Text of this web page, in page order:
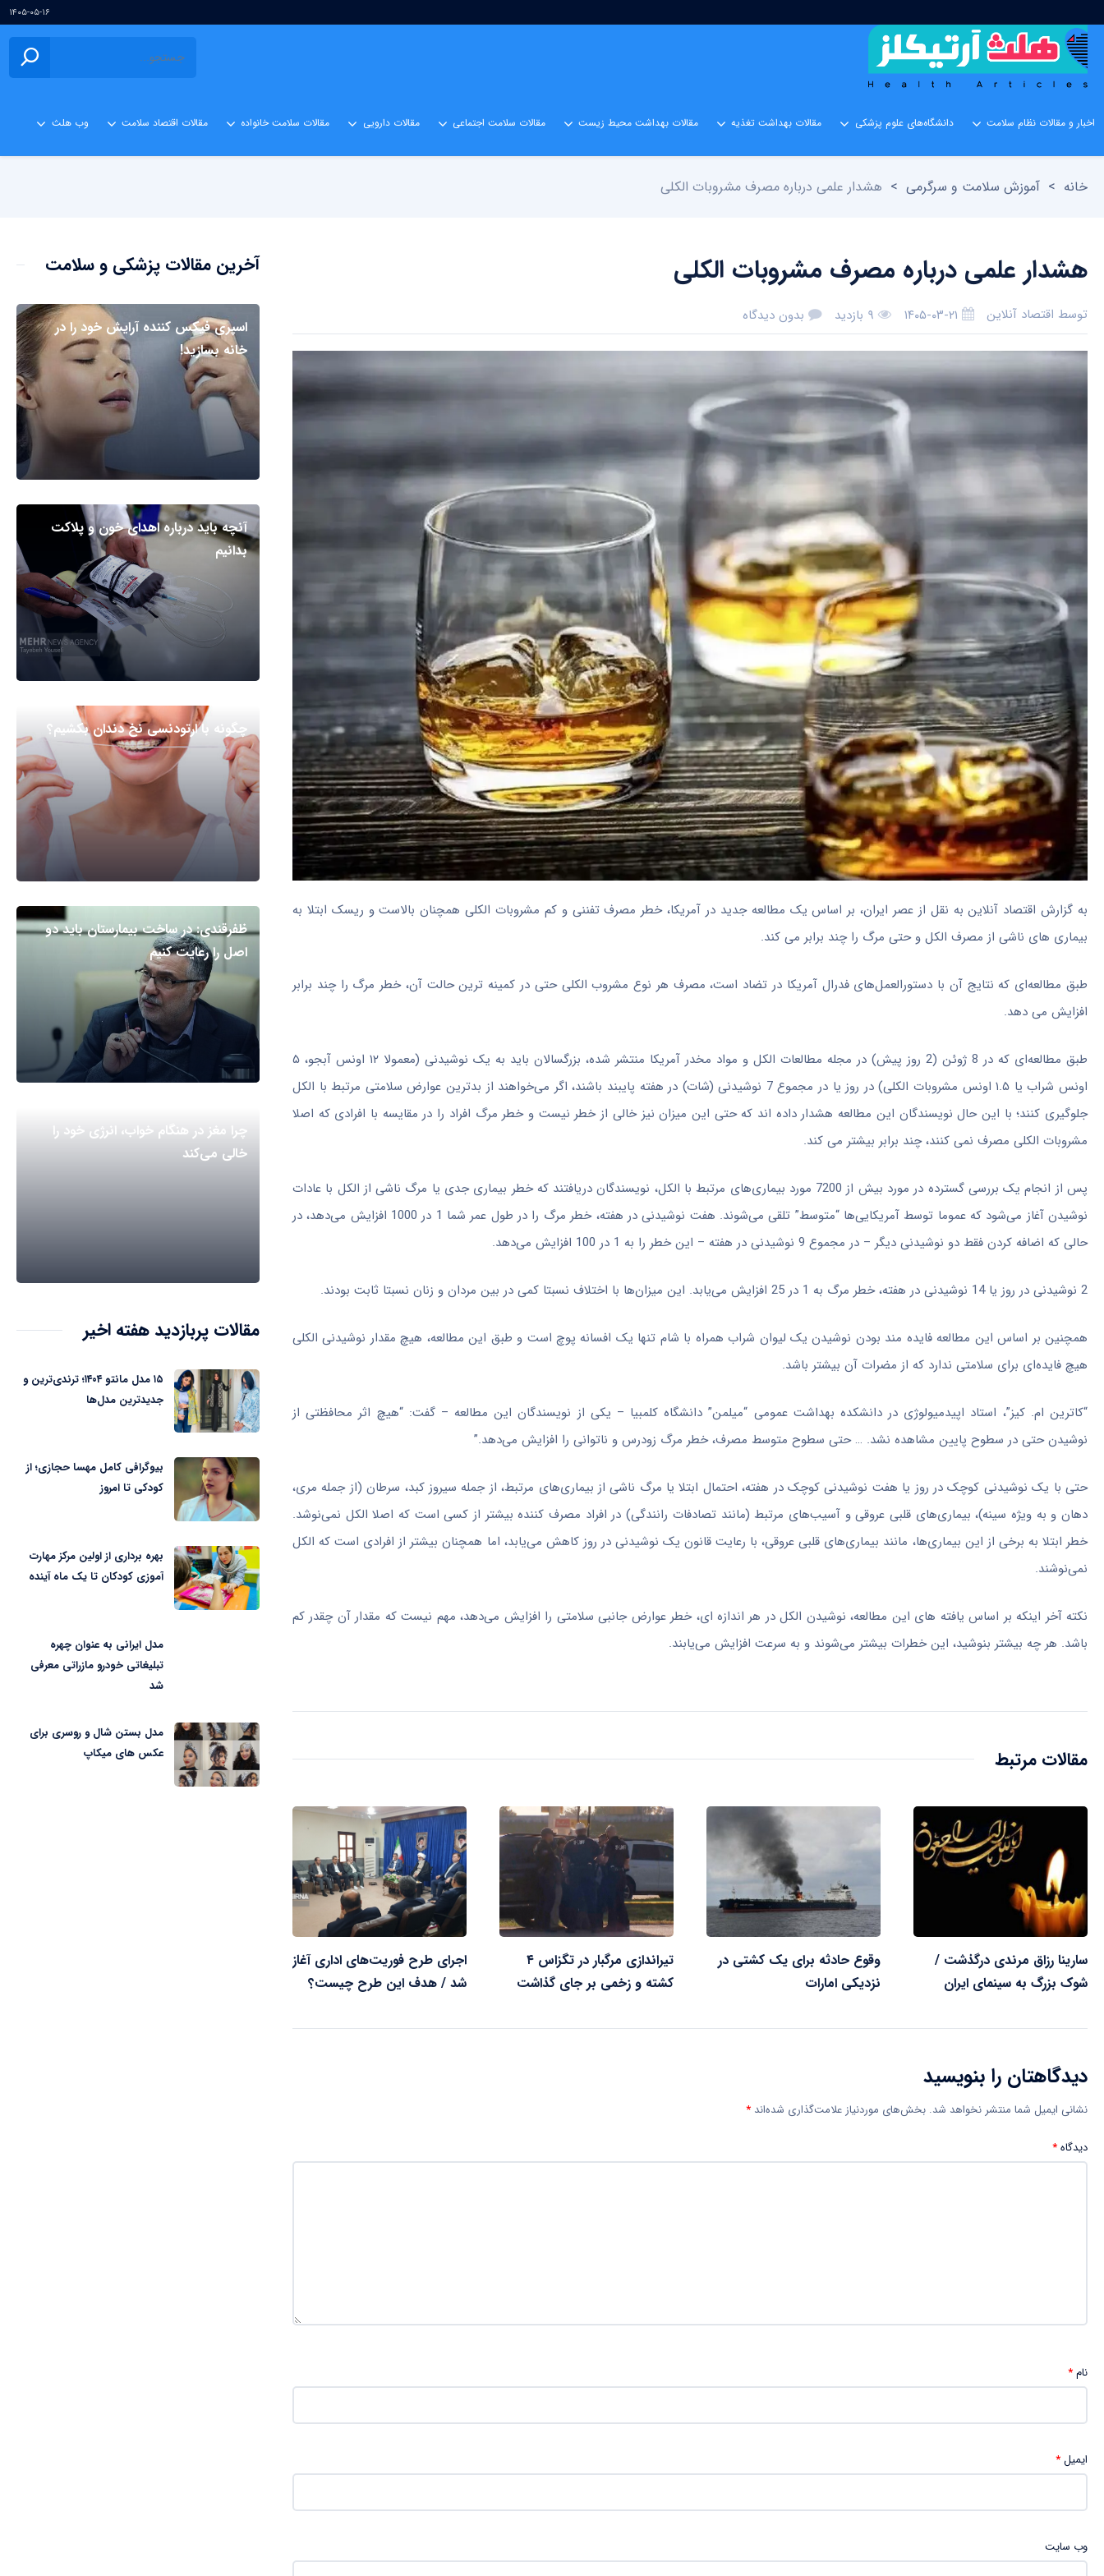
۱۴۰۵-۰۵-۱۶
اخبار و مقالات نظام سلامت دانشگاه‌های علوم پزشکی مقالات بهداشت تغذیه مقالات بهداشت محیط زیست مقالات سلامت اجتماعی مقالات دارویی مقالات سلامت خانواده مقالات اقتصاد سلامت وب هلث
خانه > آموزش سلامت و سرگرمی > هشدار علمی درباره مصرف مشروبات الکلی
هشدار علمی درباره مصرف مشروبات الکلی
توسط اقتصاد آنلاین ۱۴۰۵-۰۳-۲۱ ۹ بازدید بدون دیدگاه
به گزارش اقتصاد آنلاین به نقل از عصر ایران، بر اساس یک مطالعه جدید در آمریکا، خطر مصرف تفننی و کم مشروبات الکلی همچنان بالاست و ریسک ابتلا به
بیماری های ناشی از مصرف الکل و حتی مرگ را چند برابر می کند.
طبق مطالعه‌ای که نتایج آن با دستورالعمل‌های فدرال آمریکا در تضاد است، مصرف هر نوع مشروب الکلی حتی در کمینه ترین حالت آن، خطر مرگ را چند برابر
افزایش می دهد.
طبق مطالعه‌ای که در 8 ژوئن (2 روز پیش) در مجله مطالعات الکل و مواد مخدر آمریکا منتشر شده، بزرگسالان باید به یک نوشیدنی (معمولا ۱۲ اونس آبجو، ۵
اونس شراب یا ۱.۵ اونس مشروبات الکلی) در روز یا در مجموع 7 نوشیدنی (شات) در هفته پایبند باشند، اگر می‌خواهند از بدترین عوارض سلامتی مرتبط با الکل
جلوگیری کنند؛ با این حال نویسندگان این مطالعه هشدار داده اند که حتی این میزان نیز خالی از خطر نیست و خطر مرگ افراد را در مقایسه با افرادی که اصلا
مشروبات الکلی مصرف نمی کنند، چند برابر بیشتر می کند.
پس از انجام یک بررسی گسترده در مورد بیش از 7200 مورد بیماری‌های مرتبط با الکل، نویسندگان دریافتند که خطر بیماری جدی یا مرگ ناشی از الکل با عادات
نوشیدن آغاز می‌شود که عموما توسط آمریکایی‌ها “متوسط” تلقی می‌شوند. هفت نوشیدنی در هفته، خطر مرگ را در طول عمر شما 1 در 1000 افزایش می‌دهد، در
حالی که اضافه کردن فقط دو نوشیدنی دیگر – در مجموع 9 نوشیدنی در هفته – این خطر را به 1 در 100 افزایش می‌دهد.
2 نوشیدنی در روز یا 14 نوشیدنی در هفته، خطر مرگ به 1 در 25 افزایش می‌یابد. این میزان‌ها با اختلاف نسبتا کمی در بین مردان و زنان نسبتا ثابت بودند.
همچنین بر اساس این مطالعه فایده مند بودن نوشیدن یک لیوان شراب همراه با شام تنها یک افسانه پوچ است و طبق این مطالعه، هیچ مقدار نوشیدنی الکلی
هیچ فایده‌ای برای سلامتی ندارد که از مضرات آن بیشتر باشد.
“کاترین ام. کیز”، استاد اپیدمیولوژی در دانشکده بهداشت عمومی “میلمن” دانشگاه کلمبیا – یکی از نویسندگان این مطالعه – گفت: “هیچ اثر محافظتی از
نوشیدن حتی در سطوح پایین مشاهده نشد. … حتی سطوح متوسط مصرف، خطر مرگ زودرس و ناتوانی را افزایش می‌دهد.”
حتی با یک نوشیدنی کوچک در روز یا هفت نوشیدنی کوچک در هفته، احتمال ابتلا یا مرگ ناشی از بیماری‌های مرتبط، از جمله سیروز کبد، سرطان (از جمله مری،
دهان و به ویژه سینه)، بیماری‌های قلبی عروقی و آسیب‌های مرتبط (مانند تصادفات رانندگی) در افراد مصرف کننده بیشتر از کسی است که اصلا الکل نمی‌نوشد.
خطر ابتلا به برخی از این بیماری‌ها، مانند بیماری‌های قلبی عروقی، با رعایت قانون یک نوشیدنی در روز کاهش می‌یابد، اما همچنان بیشتر از افرادی است که الکل
نمی‌نوشند.
نکته آخر اینکه بر اساس یافته های این مطالعه، نوشیدن الکل در هر اندازه ای، خطر عوارض جانبی سلامتی را افزایش می‌دهد، مهم نیست که مقدار آن چقدر کم
باشد. هر چه بیشتر بنوشید، این خطرات بیشتر می‌شوند و به سرعت افزایش می‌یابند.
مقالات مرتبط
سارینا رزاق مرندی درگذشت /
شوک بزرگ به سینمای ایران
وقوع حادثه برای یک کشتی در
نزدیکی امارات
تیراندازی مرگبار در تگزاس ۴
کشته و زخمی بر جای گذاشت
اجرای طرح فوریت‌های اداری آغاز
شد / هدف این طرح چیست؟
دیدگاهتان را بنویسید
نشانی ایمیل شما منتشر نخواهد شد. بخش‌های موردنیاز علامت‌گذاری شده‌اند *
دیدگاه*
نام*
ایمیل*
وب‌ سایت
آخرین مقالات پزشکی و سلامت
اسپری فیکس کننده آرایش خود را در
خانه بسازید!
آنچه باید درباره اهدای خون و پلاکت
بدانیم
چگونه با ارتودنسی نخ دندان بکشیم؟
ظفرقندی: در ساخت بیمارستان باید دو
اصل را رعایت کنیم
چرا مغز در هنگام خواب، انرژی خود را
خالی می‌کند
مقالات پربازدید هفته اخیر
۱۵ مدل مانتو ۱۴۰۴؛ ترندی‌ترین و
جدیدترین مدل‌ها
بیوگرافی کامل مهسا حجازی؛ از
کودکی تا امروز
بهره برداری از اولین مرکز مهارت
آموزی کودکان تا یک ماه آینده
مدل ایرانی به عنوان چهره
تبلیغاتی خودرو مازراتی معرفی
شد
مدل بستن شال و روسری برای
عکس های میکاپ